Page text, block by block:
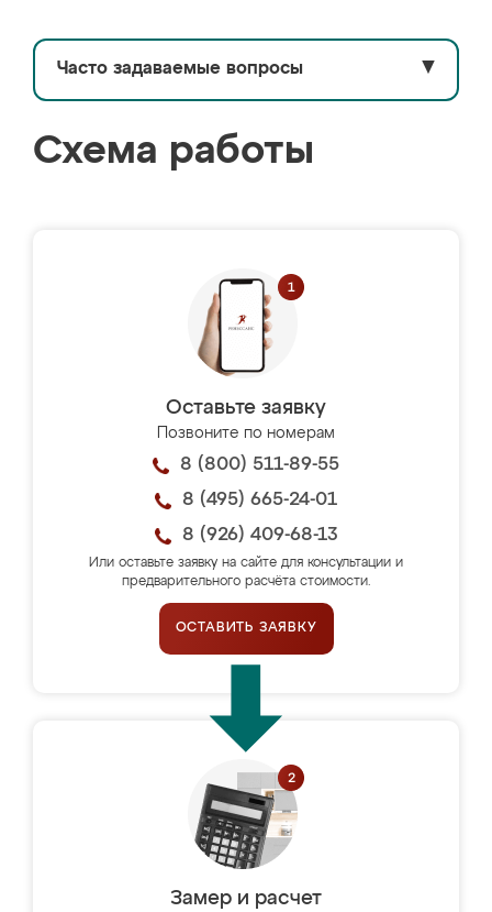
Часто задаваемые вопросы ▼
Схема работы
Оставьте заявку
Позвоните по номерам
8 (800) 511-89-55
8 (495) 665-24-01
8 (926) 409-68-13
Или оставьте заявку на сайте для консультации и
предварительного расчёта стоимости.
ОСТАВИТЬ ЗАЯВКУ
Замер и расчет